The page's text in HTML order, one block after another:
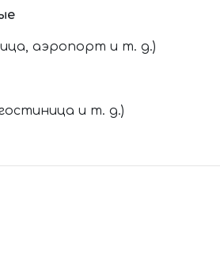
аэропорт и т. д.)
и т. д.)